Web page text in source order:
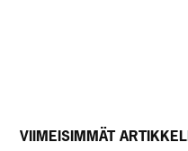
VIIMEISIMMÄT